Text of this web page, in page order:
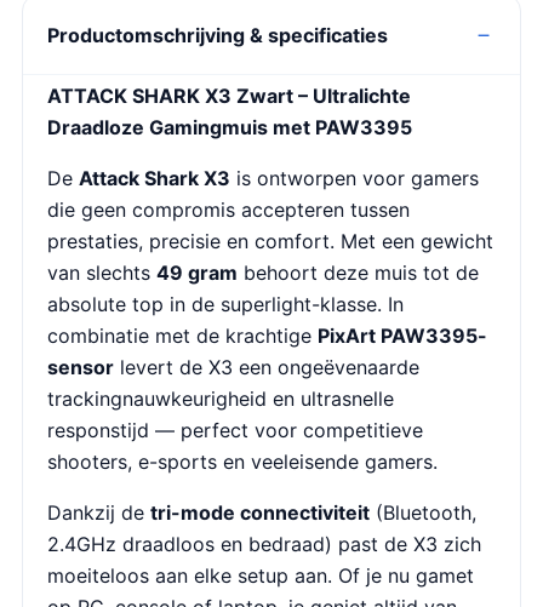
Productomschrijving & specificaties
ATTACK SHARK X3 Zwart – Ultralichte
Draadloze Gamingmuis met PAW3395
De Attack Shark X3 is ontworpen voor gamers
die geen compromis accepteren tussen
prestaties, precisie en comfort. Met een gewicht
van slechts 49 gram behoort deze muis tot de
absolute top in de superlight-klasse. In
combinatie met de krachtige PixArt PAW3395-
sensor levert de X3 een ongeëvenaarde
trackingnauwkeurigheid en ultrasnelle
responstijd — perfect voor competitieve
shooters, e-sports en veeleisende gamers.
Dankzij de tri-mode connectiviteit (Bluetooth,
2.4GHz draadloos en bedraad) past de X3 zich
moeiteloos aan elke setup aan. Of je nu gamet